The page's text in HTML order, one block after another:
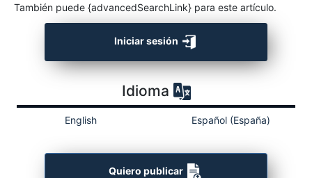
También puede {advancedSearchLink} para este artículo.
Iniciar sesión
Idioma
English Español (España)
Quiero publicar